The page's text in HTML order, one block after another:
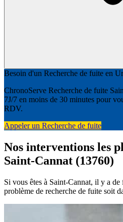
Besoin d'un Recherche de fuite en
ChronoServe Recherche de fuite
7J/7 en moins de 30 minutes pour
RDV.
Appeler un Recherche de fuite
Nos interventions les
Saint-Cannat (13760)
Si vous êtes à Saint-Cannat, il y a de
problème de recherche de fuite soit